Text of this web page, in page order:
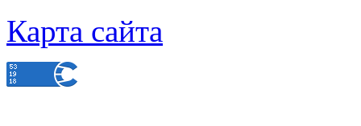
Карта сайта